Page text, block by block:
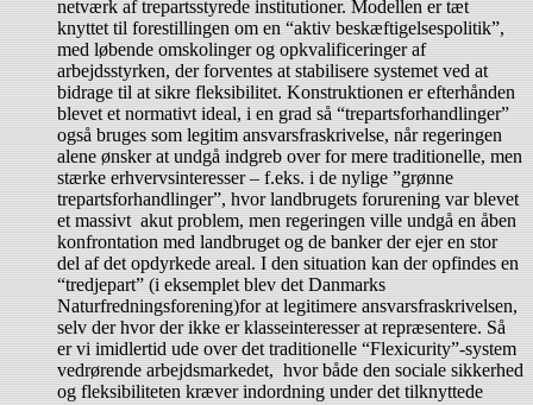
netværk af trepartsstyrede institutioner. Modellen er tæt
knyttet til forestillingen om en “aktiv beskæftigelsespolitik”,
med løbende omskolinger og opkvalificeringer af
arbejdsstyrken, der forventes at stabilisere systemet ved at
bidrage til at sikre fleksibilitet. Konstruktionen er efterhånden
blevet et normativt ideal, i en grad så “trepartsforhandlinger”
også bruges som legitim ansvarsfraskrivelse, når regeringen
alene ønsker at undgå indgreb over for mere traditionelle, men
stærke erhvervsinteresser – f.eks. i de nylige ”grønne
trepartsforhandlinger”, hvor landbrugets forurening var blevet
et massivt akut problem, men regeringen ville undgå en åben
konfrontation med landbruget og de banker der ejer en stor
del af det opdyrkede areal. I den situation kan der opfindes en
“tredjepart” (i eksemplet blev det Danmarks
Naturfredningsforening)for at legitimere ansvarsfraskrivelsen,
selv der hvor der ikke er klasseinteresser at repræsentere. Så
er vi imidlertid ude over det traditionelle “Flexicurity”-system
vedrørende arbejdsmarkedet, hvor både den sociale sikkerhed
og fleksibiliteten kræver indordning under det tilknyttede